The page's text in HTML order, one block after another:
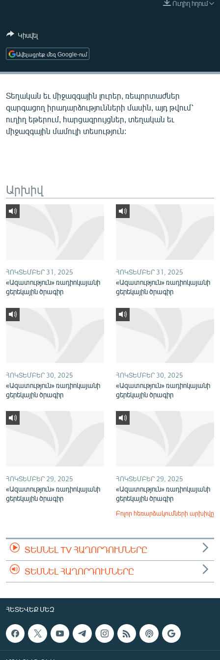
ՄԵԿՆԱԲԱՆՈՒԹՅՈՒՆ
ԿՈՐՈՆԱՎԻՐՈՒՍ
ԱՐԽԻՎ
ՏԵՍԱՆՅՈՒԹԵՐ
ՓՈԴՔԱՍԹ
Հայերեն
ՀԵՏԵՎԵՔ ՄԵԶ
Ուղիղ հղում
Կիսվել
Ավելացրեք մեզ Google-ում
Տեղական եւ միջազգային լուրեր, ռեպորտաժներ
զարգացող իրադարձությունների մասին, այդ թվում՝
ուղիղ եթերում, հարցազրույցներ, տեղական եւ
միջազգային մամուլի տեսություն:
Արխիվ
ՀՈԿՏԵՄԲԵՐ 31, 2025
«Ազատություն» ռադիոկայանի
ցերեկային ծրագիր
ՀՈԿՏԵՄԲԵՐ 31, 2025
«Ազատություն» ռադիոկայանի
ցերեկային ծրագիր
ՀՈԿՏԵՄԲԵՐ 30, 2025
«Ազատություն» ռադիոկայանի
ցերեկային ծրագիր
ՀՈԿՏԵՄԲԵՐ 30, 2025
«Ազատություն» ռադիոկայանի
ցերեկային ծրագիր
ՀՈԿՏԵՄԲԵՐ 29, 2025
«Ազատություն» ռադիոկայանի
ցերեկային ծրագիր
ՀՈԿՏԵՄԲԵՐ 29, 2025
«Ազատություն» ռադիոկայանի
ցերեկային ծրագիր
Բոլոր հեռարձակումների արխիվը
ՏԵՍՆԵԼ TV ՀԱՂՈՐԴՈՒՄՆԵՐԸ
ՏԵՍՆԵԼ ՀԱՂՈՐԴՈՒՄՆԵՐԸ
ՀԵՏԵՎԵՔ ՄԵԶ